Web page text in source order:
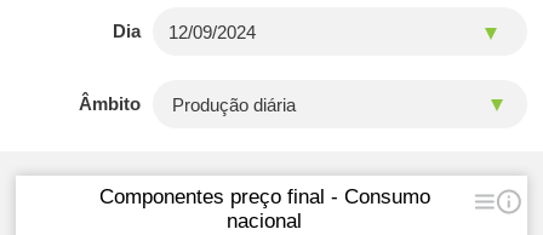
Dia
Âmbito
Componentes preço final - Consumo
nacional